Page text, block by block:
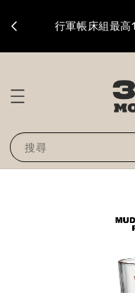
行軍帳床組最高
搜尋